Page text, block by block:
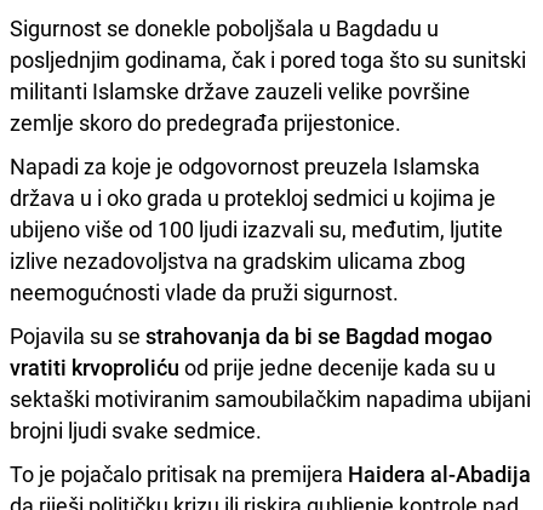
Sigurnost se donekle poboljšala u Bagdadu u
posljednjim godinama, čak i pored toga što su sunitski
militanti Islamske države zauzeli velike površine
zemlje skoro do predegrađa prijestonice.
Napadi za koje je odgovornost preuzela Islamska
država u i oko grada u protekloj sedmici u kojima je
ubijeno više od 100 ljudi izazvali su, međutim, ljutite
izlive nezadovoljstva na gradskim ulicama zbog
neemogućnosti vlade da pruži sigurnost.
Pojavila su se strahovanja da bi se Bagdad mogao
vratiti krvoproliću od prije jedne decenije kada su u
sektaški motiviranim samoubilačkim napadima ubijani
brojni ljudi svake sedmice.
To je pojačalo pritisak na premijera Haidera al-Abadija